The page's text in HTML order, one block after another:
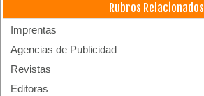
Rubros Relacionados
Imprentas
Agencias de Publicidad
Revistas
Editoras